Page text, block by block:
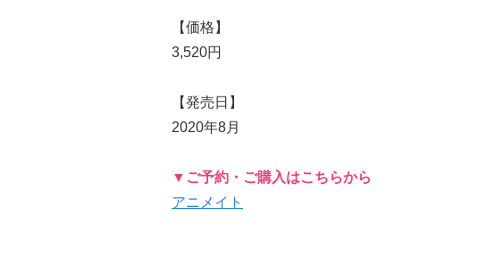
【価格】
3,520円
【発売日】
2020年8月
▼ご予約・ご購入はこちらから
アニメイト